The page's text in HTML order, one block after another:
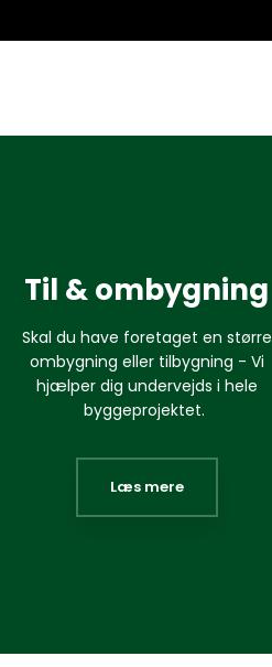
Til & ombygning
Skal du have foretaget en større
ombygning eller tilbygning - Vi
hjælper dig undervejds i hele
byggeprojektet.
Læs mere​